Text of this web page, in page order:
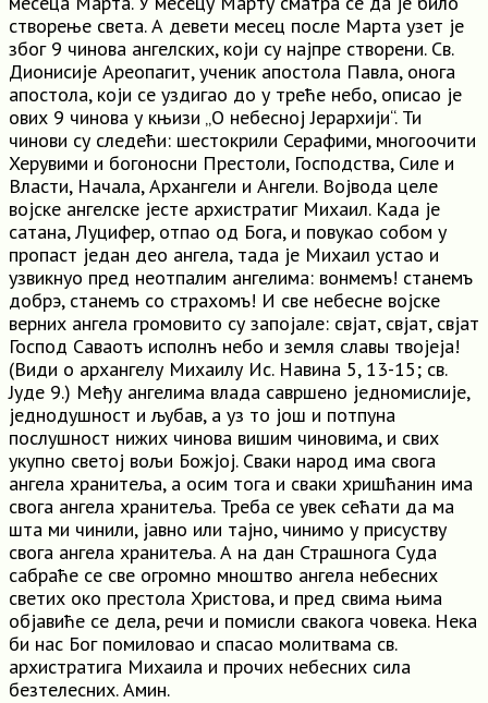
створење света. А девети месец после Марта узет је
због 9 чинова ангелских, који су најпре створени. Св.
Дионисије Ареопагит, ученик апостола Павла, онога
апостола, који се уздигао до у треће небо, описао је
ових 9 чинова у књизи „О небесној Јерархији“. Ти
чинови су следећи: шестокрили Серафими, многоочити
Херувими и богоносни Престоли, Господства, Силе и
Власти, Начала, Архангели и Ангели. Војвода целе
војске ангелске јесте архистратиг Михаил. Када је
сатана, Луцифер, отпао од Бога, и повукао собом у
пропаст један део ангела, тада је Михаил устао и
узвикнуо пред неотпалим ангелима: вонмемъ! станемъ
добрэ, станемъ со страхомъ! И све небесне војске
верних ангела громовито су запојале: свјат, свјат, свјат
Господ Саваотъ исполнъ небо и земля славы твојеја!
(Види о архангелу Михаилу Ис. Навина 5, 13-15; св.
Јуде 9.) Међу ангелима влада савршено једномислије,
једнодушност и љубав, а уз то још и потпуна
послушност нижих чинова вишим чиновима, и свих
укупно светој вољи Божјој. Сваки народ има свога
ангела хранитеља, а осим тога и сваки хришћанин има
свога ангела хранитеља. Треба се увек сећати да ма
шта ми чинили, јавно или тајно, чинимо у присуству
свога ангела хранитеља. А на дан Страшнога Суда
сабраће се све огромно мноштво ангела небесних
светих око престола Христова, и пред свима њима
објавиће се дела, речи и помисли свакога човека. Нека
би нас Бог помиловао и спасао молитвама св.
архистратига Михаила и прочих небесних сила
безтелесних. Амин.